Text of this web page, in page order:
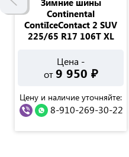
Зимние шины
Continental
ContiIceContact 2 SUV
225/65 R17 106T XL
Цена -
от9 950 ₽
Цену и наличие уточняйте:
8-910-269-30-22